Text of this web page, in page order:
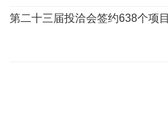
第二十三届投洽会签约638个项目